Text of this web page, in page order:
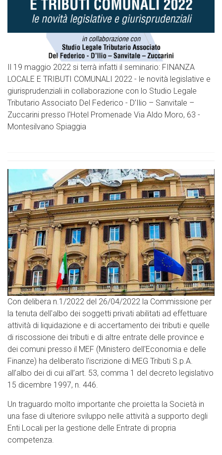
Il 19 maggio 2022 si terrà infatti il seminario: FINANZA
LOCALE E TRIBUTI COMUNALI 2022 - le novità legislative e
giurisprudenziali in collaborazione con lo Studio Legale
Tributario Associato Del Federico - D’Ilio – Sanvitale –
Zuccarini presso l'Hotel Promenade Via Aldo Moro, 63 -
Montesilvano Spiaggia
Con delibera n.1/2022 del 26/04/2022 la Commissione per
la tenuta dell'albo dei soggetti privati abilitati ad effettuare
attività di liquidazione e di accertamento dei tributi e quelle
di riscossione dei tributi e di altre entrate delle province e
dei comuni presso il MEF (Ministero dell'Economia e delle
Finanze) ha deliberato l'iscrizione di MEG Tributi S.p.A.
all’albo dei di cui all’art. 53, comma 1 del decreto legislativo
15 dicembre 1997, n. 446.
Un traguardo molto importante che proietta la Società in
una fase di ulteriore sviluppo nelle attività a supporto degli
Enti Locali per la gestione delle Entrate di propria
competenza.